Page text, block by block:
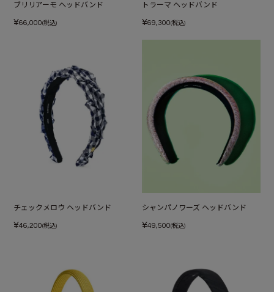
ブリリアーモ ヘッドバンド
¥66,000(税込)
トラーマ ヘッドバンド
¥69,300(税込)
チェックメロウ ヘッドバンド
¥46,200(税込)
シャンパノワーズ ヘッドバンド
¥49,500(税込)